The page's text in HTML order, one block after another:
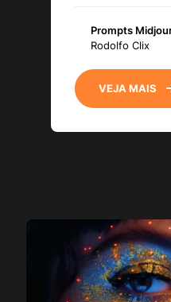
Prompts
Rodolfo Clix
VEJA MAIS